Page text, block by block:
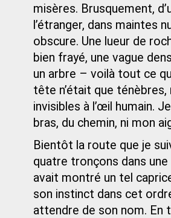
misères. Brusquement,
l’étranger, dans maintes
obscure. Une lueur de
bien frayé, une vague
un arbre – voilà tout ce
tête n’était que
invisibles à l’œil humain.
bras, du chemin, ni mon
Bientôt la route que je
quatre tronçons dans
avait montré un tel
son instinct dans cet
attendre de son nom. En